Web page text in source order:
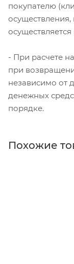
покупателю
осуществления,
- При расчете
при
независимо от
денежных
порядке.
Похожие